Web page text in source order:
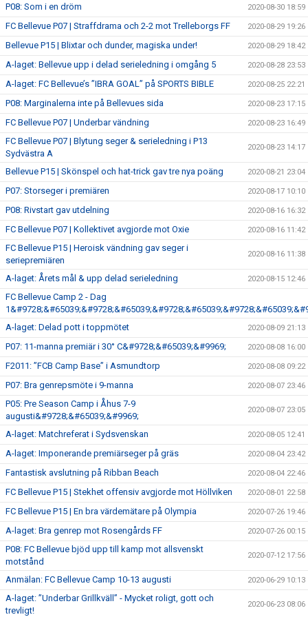
P08: Som i en dröm 2020-08-30 18:59
FC Bellevue P07 | Straffdrama och 2-2 mot Trelleborgs FF 2020-08-29 19:26
Bellevue P15 | Blixtar och dunder, magiska under! 2020-08-29 18:42
A-laget: Bellevue upp i delad serieledning i omgång 5 2020-08-28 23:53
A-laget: FC Bellevue’s ”IBRA GOAL” på SPORTS BIBLE 2020-08-25 22:21
P08: Marginalerna inte på Bellevues sida 2020-08-23 17:15
FC Bellevue P07 | Underbar vändning 2020-08-23 16:49
FC Bellevue P07 | Blytung seger & serieledning i P13
Sydvästra A
2020-08-23 14:17
Bellevue P15 | Skönspel och hat-trick gav tre nya poäng 2020-08-21 23:04
P07: Storseger i premiären 2020-08-17 10:10
P08: Rivstart gav utdelning 2020-08-16 16:32
FC Bellevue P07 | Kollektivet avgjorde mot Oxie 2020-08-16 11:42
FC Bellevue P15 | Heroisk vändning gav seger i
seriepremiären
2020-08-16 11:38
A-laget: Årets mål & upp delad serieledning 2020-08-15 12:46
FC Bellevue Camp 2 - Dag
A-laget: Delad pott i toppmötet
2020-08-09 21:13
P07: 11-manna premiär i 30° C&#9728;&#65039;&#9969; 2020-08-08 16:00
F2011: ”FCB Camp Base” i Asmundtorp 2020-08-08 09:22
P07: Bra genrepsmöte i 9-manna 2020-08-07 23:46
P05: Pre Season Camp i Åhus 7-9
augusti&#9728;&#65039;&#9969;
2020-08-07 23:05
A-laget: Matchreferat i Sydsvenskan 2020-08-05 12:41
A-laget: Imponerande premiärseger på gräs 2020-08-04 23:42
Fantastisk avslutning på Ribban Beach 2020-08-04 22:46
FC Bellevue P15 | Stekhet offensiv avgjorde mot Höllviken 2020-08-01 22:58
FC Bellevue P15 | En bra värdemätare på Olympia 2020-07-26 19:46
A-laget: Bra genrep mot Rosengårds FF 2020-07-26 00:15
P08: FC Bellevue bjöd upp till kamp mot allsvenskt
motstånd
2020-07-12 17:56
Anmälan: FC Bellevue Camp 10-13 augusti 2020-06-29 10:13
A-laget: ”Underbar Grillkväll” - Mycket roligt, gott och
trevligt!
2020-06-23 08:06